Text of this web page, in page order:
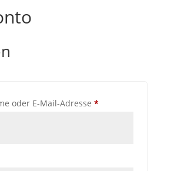
oder E-Mail-Adresse *Erforderlich